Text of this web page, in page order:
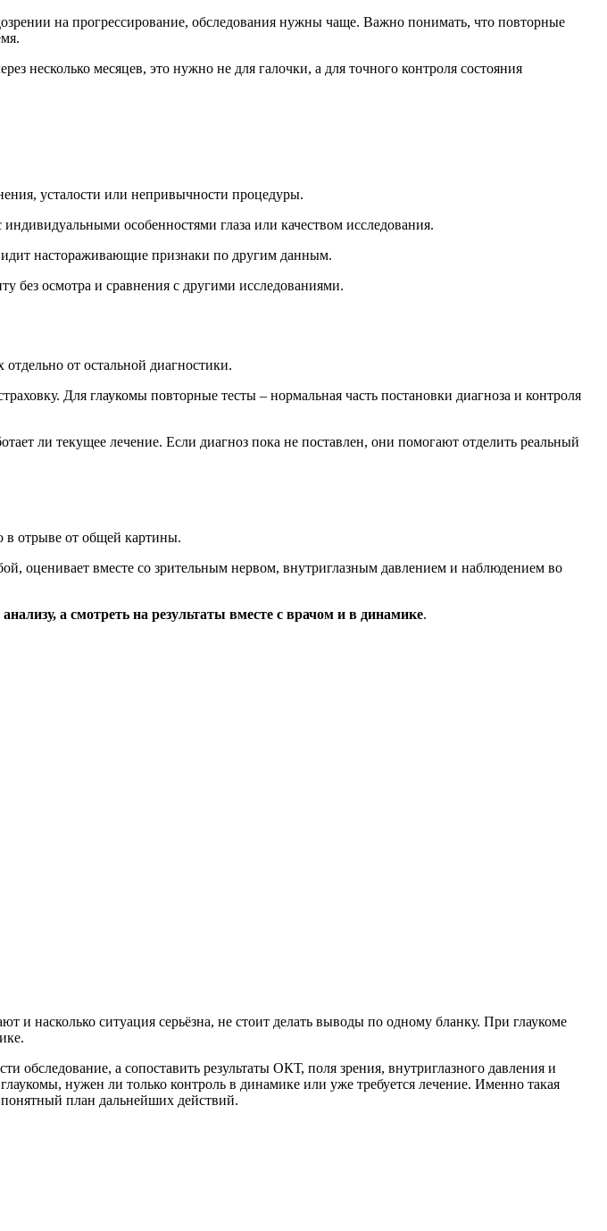
на прогрессирование, обследования нужны чаще. Важно понимать, что повторные
несколько месяцев, это нужно не для галочки, а для точного контроля состояния
усталости или непривычности процедуры.
особенностями глаза или качеством исследования.
настораживающие признаки по другим данным.
без осмотра и сравнения с другими исследованиями.
от остальной диагностики.
Для глаукомы повторные тесты – нормальная часть постановки диагноза и контроля
ли текущее лечение. Если диагноз пока не поставлен, они помогают отделить реальный
в отрыве от общей картины.
оценивает вместе со зрительным нервом, внутриглазным давлением и наблюдением во
а смотреть на результаты вместе с врачом и в динамике.
насколько ситуация серьёзна, не стоит делать выводы по одному бланку. При глаукоме
обследование, а сопоставить результаты ОКТ, поля зрения, внутриглазного давления и
нужен ли только контроль в динамике или уже требуется лечение. Именно такая
понятный план дальнейших действий.